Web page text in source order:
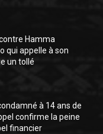
Hamma
qui appelle à son
un tollé
à 14 ans de
confirme la peine
financier